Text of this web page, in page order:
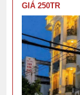
GIÁ 250TR